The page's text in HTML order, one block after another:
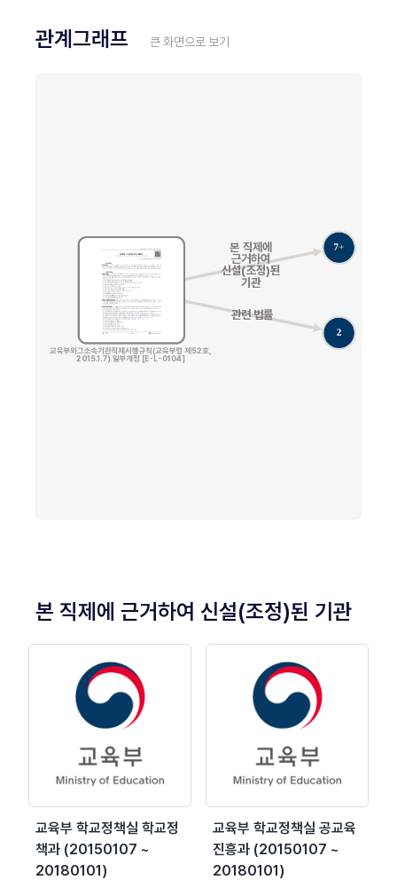
관계그래프 큰 화면으로 보기
본 직제에 근거하여 신설(조정)된 기관
교육부 학교정책실 학교정
책과 (20150107 ~
20180101)
교육부 학교정책실 공교육
진흥과 (20150107 ~
20180101)